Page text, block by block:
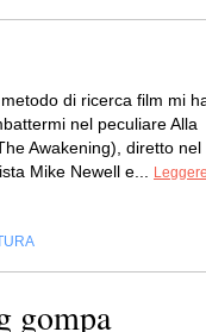
di ricerca film mi
nel peculiare Alla
Awakening), diretto nel
Mike Newell e...
gompa